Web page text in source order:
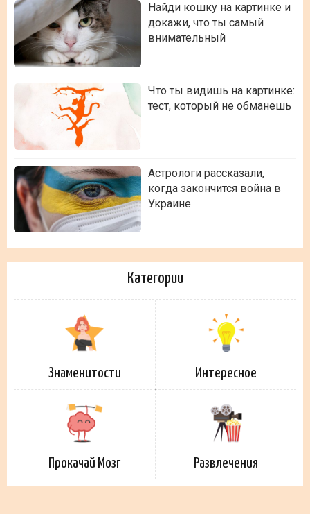
Найди кошку на картинке и
докажи, что ты самый
внимательный
Что ты видишь на картинке:
тест, который не обманешь
Астрологи рассказали,
когда закончится война в
Украине
Категории
Знаменитости Интересное
Прокачай Мозг Развлечения